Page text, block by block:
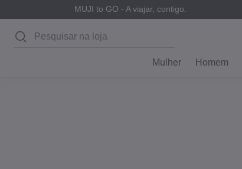
MUJI to GO - A viajar, contigo.
Pesquisar
Mulher Homem